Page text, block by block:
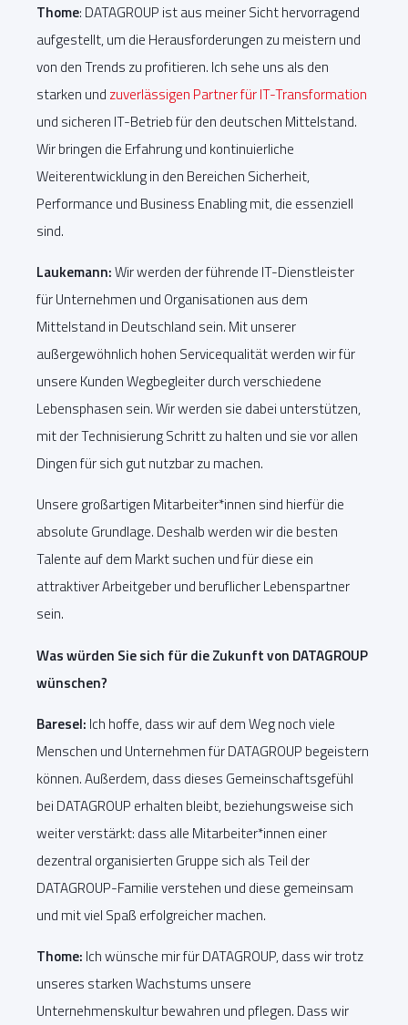
Thome: DATAGROUP ist aus meiner Sicht hervorragend
aufgestellt, um die Herausforderungen zu meistern und
von den Trends zu profitieren. Ich sehe uns als den
starken und zuverlässigen Partner für IT-Transformation
und sicheren IT-Betrieb für den deutschen Mittelstand.
Wir bringen die Erfahrung und kontinuierliche
Weiterentwicklung in den Bereichen Sicherheit,
Performance und Business Enabling mit, die essenziell
sind.
Laukemann:Wir werden der führende IT-Dienstleister
für Unternehmen und Organisationen aus dem
Mittelstand in Deutschland sein. Mit unserer
außergewöhnlich hohen Servicequalität werden wir für
unsere Kunden Wegbegleiter durch verschiedene
Lebensphasen sein. Wir werden sie dabei unterstützen,
mit der Technisierung Schritt zu halten und sie vor allen
Dingen für sich gut nutzbar zu machen.
Unsere großartigen Mitarbeiter*innen sind hierfür die
absolute Grundlage. Deshalb werden wir die besten
Talente auf dem Markt suchen und für diese ein
attraktiver Arbeitgeber und beruflicher Lebenspartner
sein.
Was würden Sie sich für die Zukunft von DATAGROUP
wünschen?
Baresel: Ich hoffe, dass wir auf dem Weg noch viele
Menschen und Unternehmen für DATAGROUP begeistern
können. Außerdem, dass dieses Gemeinschaftsgefühl
bei DATAGROUP erhalten bleibt, beziehungsweise sich
weiter verstärkt: dass alle Mitarbeiter*innen einer
dezentral organisierten Gruppe sich als Teil der
DATAGROUP-Familie verstehen und diese gemeinsam
und mit viel Spaß erfolgreicher machen.
Thome: Ich wünsche mir für DATAGROUP, dass wir trotz
unseres starken Wachstums unsere
Unternehmenskultur bewahren und pflegen. Dass wir